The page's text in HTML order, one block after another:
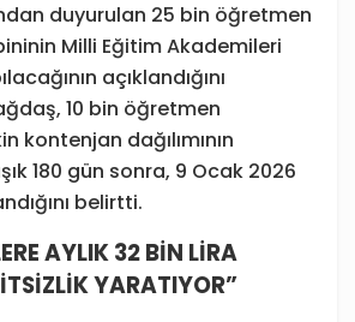
duyurulan 25 bin öğretmen
Milli Eğitim Akademileri
açıklandığını
10 bin öğretmen
kontenjan dağılımının
180 gün sonra, 9 Ocak 2026
belirtti.
AYLIK 32 BİN LİRA
YARATIYOR”